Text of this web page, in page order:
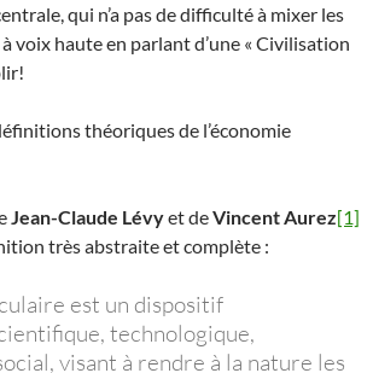
qui n’a pas de difficulté à mixer les
voix haute en parlant d’une « Civilisation
théoriques de l’économie
Jean-Claude Lévyet deVincent Aurez[1]
très abstraite et complète :
est un dispositif
technologique,
visant à rendre à la nature les